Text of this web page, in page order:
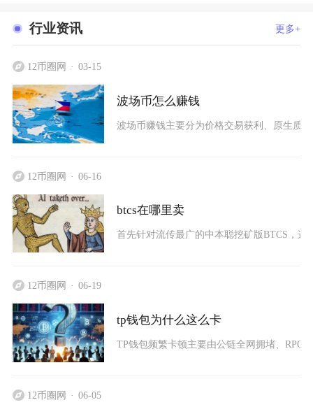
行业资讯 更多+
12币圈网 03-15
波场币怎么赚钱
波场币赚钱主要分为价格交易获利、原生质
12币圈网 06-16
btcs在哪里卖
首先针对流传最广的中本聪挖矿版BTCS，
12币圈网 06-19
tp钱包为什么这么卡
TP钱包频繁卡顿主要由公链全网拥堵、RPC
12币圈网 06-05